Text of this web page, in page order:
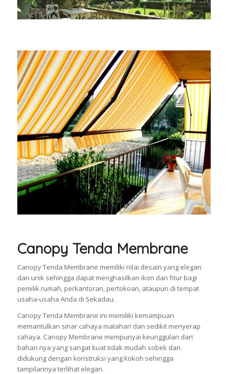
Canopy Tenda Membrane
Canopy Tenda Membrane memiliki nilai desain yang elegan
dan unik sehingga dapat menghasilkan ikon dan fitur bagi
pemilik rumah, perkantoran, pertokoan, ataupun di tempat
usaha-usaha Anda di Sekadau.
Canopy Tenda Membrane ini memiliki kemampuan
memantulkan sinar cahaya matahari dan sedikit menyerap
cahaya. Canopy Membrane mempunyai keunggulan dari
bahan nya yang sangat kuat tidak mudah sobek dan
didukung dengan konstruksi yang kokoh sehingga
tampilannya terlihat elegan.